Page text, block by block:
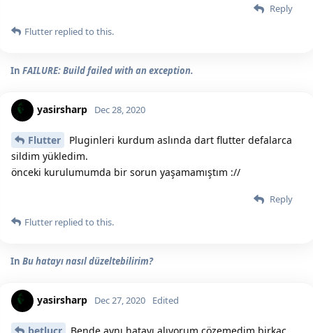
Reply
Flutter replied to this.
In FAILURE: Build failed with an exception.
yasirsharp Dec 28, 2020
Flutter
Pluginleri kurdum aslında dart flutter defalarca
sildim yükledim.
önceki kurulumumda bir sorun yaşamamıştım ://
Reply
Flutter replied to this.
In Bu hatayı nasıl düzeltebilirim?
yasirsharp Dec 27, 2020 Edited